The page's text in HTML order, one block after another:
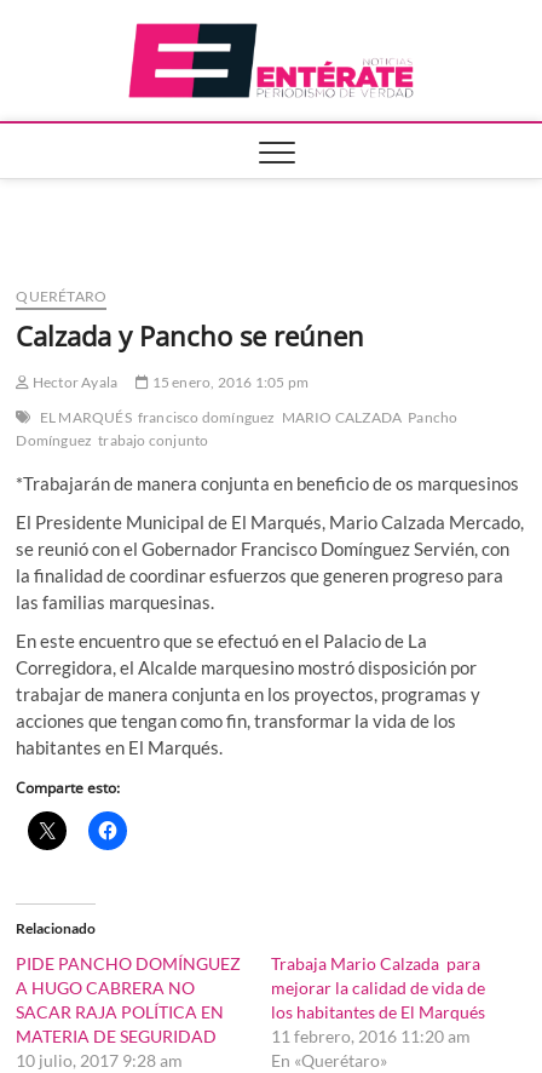
QUERÉTARO
Calzada y Pancho se reúnen
Hector Ayala
15 enero, 2016 1:05 pm
EL MARQUÉS francisco domínguez MARIO CALZADA Pancho
Domínguez trabajo conjunto
*Trabajarán de manera conjunta en beneficio de os marquesinos
El Presidente Municipal de El Marqués, Mario Calzada Mercado,
se reunió con el Gobernador Francisco Domínguez Servién, con
la finalidad de coordinar esfuerzos que generen progreso para
las familias marquesinas.
En este encuentro que se efectuó en el Palacio de La
Corregidora, el Alcalde marquesino mostró disposición por
trabajar de manera conjunta en los proyectos, programas y
acciones que tengan como fin, transformar la vida de los
habitantes en El Marqués.
Comparte esto:
Relacionado
PIDE PANCHO DOMÍNGUEZ
A HUGO CABRERA NO
SACAR RAJA POLÍTICA EN
MATERIA DE SEGURIDAD
10 julio, 2017 9:28 am
Trabaja Mario Calzada para
mejorar la calidad de vida de
los habitantes de El Marqués
11 febrero, 2016 11:20 am
En «Querétaro»